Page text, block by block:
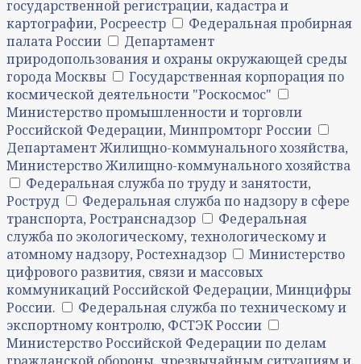
государственной регистрации, кадастра и
картографии, Росреестр
Федеральная пробирная
палата России
Департамент
природопользования и охраны окружающей среды
города Москвы
Государственная корпорация по
космической деятельности "Роскосмос"
Министерство промышленности и торговли
Российской Федерации, Минпромторг России
Департамент Жилищно-коммунального хозяйства,
Министерство Жилищно-коммунального хозяйства
Федеральная служба по труду и занятости,
Роструд
Федеральная служба по надзору в сфере
транспорта, Ространснадзор
Федеральная
служба по экологическому, технологическому и
атомному надзору, Ростехнадзор
Министерство
цифрового развития, связи и массовых
коммуникаций Российской Федерации, Минцифры
России.
Федеральная служба по техническому и
экспортному контролю, ФСТЭК России
Министерство Российской Федерации по делам